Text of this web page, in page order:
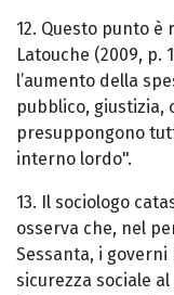
12. Questo punto è
Latouche (2009, p.
l’aumento della
pubblico, giustizia,
presuppongono
interno lordo".
13. Il sociologo
osserva che, nel
Sessanta, i
sicurezza sociale